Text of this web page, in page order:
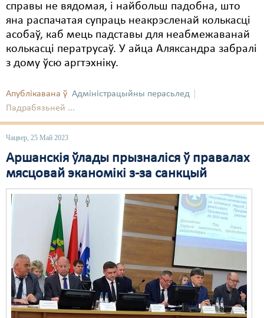
справы не вядомая, і найбольш падобна, што
яна распачатая супраць неакрэсленай колькасці
асобаў, каб мець падставы для неабмежаванай
колькасці ператрусаў. У айца Аляксандра забралі
з дому ўсю аргтэхніку.
Апублікавана ў Адміністрацыйны перасьлед
Падрабязьней ...
Чацвер, 25 Май 2023
Аршанскія ўлады прызналіся ў правалах
мясцовай эканомікі з-за санкцый
Палітвязьні
Праваабаронцы
Правы дзіцяці
Распальваньне варожасьці
Рознае
Свабода сумленьня
Суд
Сьмяротнае пакараньне
Правы працоўных
Сацыяльныя правы